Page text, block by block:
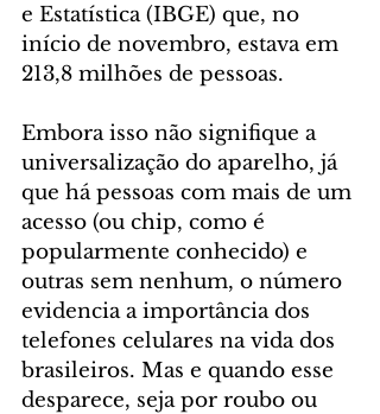
e Estatística (IBGE) que, no
início de novembro, estava em
213,8 milhões de pessoas.
Embora isso não signifique a
universalização do aparelho, já
que há pessoas com mais de um
acesso (ou chip, como é
popularmente conhecido) e
outras sem nenhum, o número
evidencia a importância dos
telefones celulares na vida dos
brasileiros. Mas e quando esse
desparece, seja por roubo ou